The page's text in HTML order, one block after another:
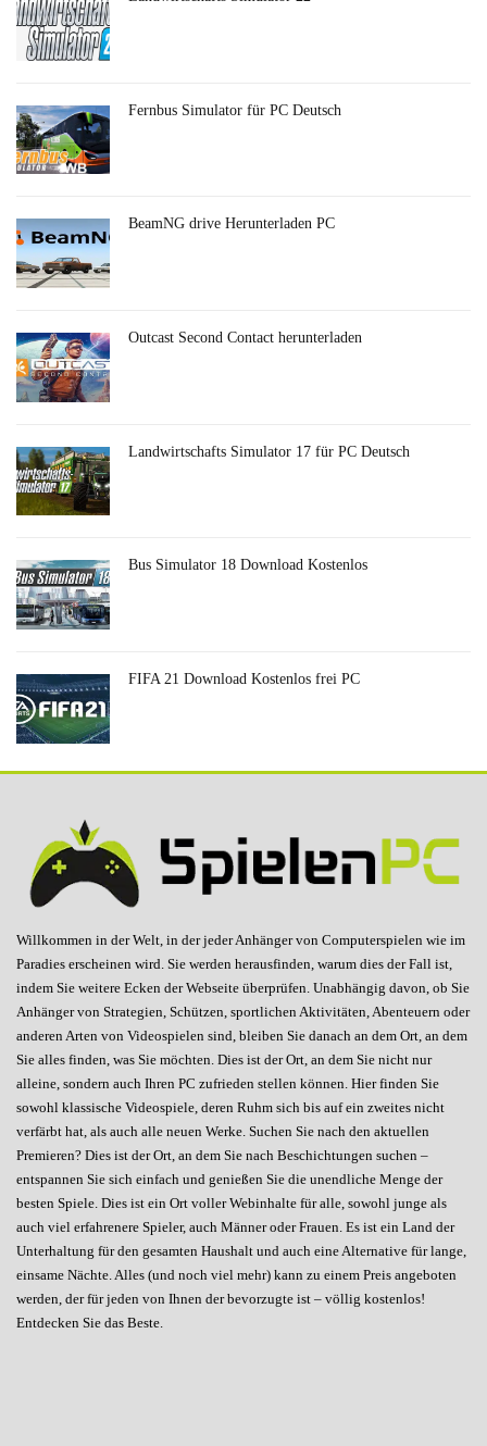
Fernbus Simulator für PC Deutsch
BeamNG drive Herunterladen PC
Outcast Second Contact herunterladen
Landwirtschafts Simulator 17 für PC Deutsch
Bus Simulator 18 Download Kostenlos
FIFA 21 Download Kostenlos frei PC
Willkommen in der Welt, in der jeder Anhänger von Computerspielen wie im
Paradies erscheinen wird. Sie werden herausfinden, warum dies der Fall ist,
indem Sie weitere Ecken der Webseite überprüfen. Unabhängig davon, ob Sie
Anhänger von Strategien, Schützen, sportlichen Aktivitäten, Abenteuern oder
anderen Arten von Videospielen sind, bleiben Sie danach an dem Ort, an dem
Sie alles finden, was Sie möchten. Dies ist der Ort, an dem Sie nicht nur
alleine, sondern auch Ihren PC zufrieden stellen können. Hier finden Sie
sowohl klassische Videospiele, deren Ruhm sich bis auf ein zweites nicht
verfärbt hat, als auch alle neuen Werke. Suchen Sie nach den aktuellen
Premieren? Dies ist der Ort, an dem Sie nach Beschichtungen suchen –
entspannen Sie sich einfach und genießen Sie die unendliche Menge der
besten Spiele. Dies ist ein Ort voller Webinhalte für alle, sowohl junge als
auch viel erfahrenere Spieler, auch Männer oder Frauen. Es ist ein Land der
Unterhaltung für den gesamten Haushalt und auch eine Alternative für lange,
einsame Nächte. Alles (und noch viel mehr) kann zu einem Preis angeboten
werden, der für jeden von Ihnen der bevorzugte ist – völlig kostenlos!
Entdecken Sie das Beste.